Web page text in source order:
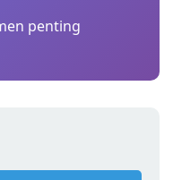
penting